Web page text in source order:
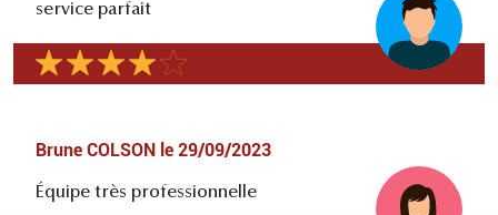
service parfait
Brune COLSON le 29/09/2023
Équipe très professionnelle